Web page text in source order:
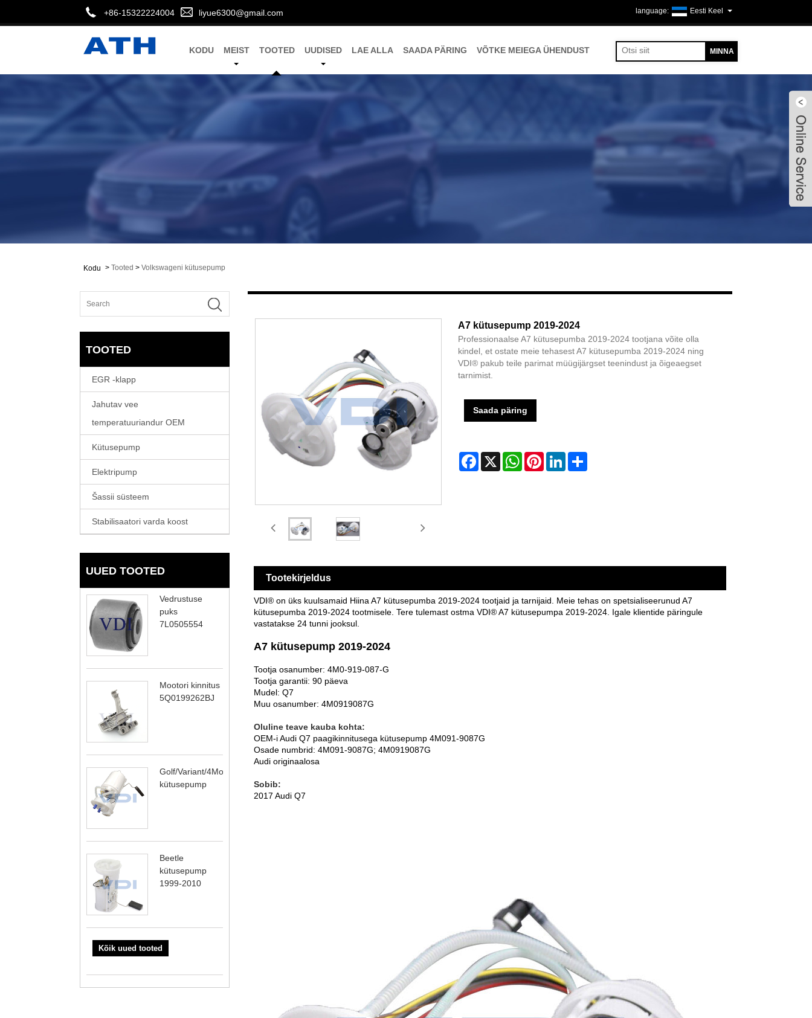
+86-15322224004 liyue6300@gmail.com Eesti Keel
KODU MEIST TOOTED UUDISED LAE ALLA SAADA PÄRING VÕTKE MEIEGA ÜHENDUST
Kodu > Tooted > Volkswageni kütusepump
TOOTED
EGR -klapp
Jahutav vee
temperatuuriandur OEM
Kütusepump
Elektripump
Šassii süsteem
Stabilisaatori varda koost
UUED TOOTED
Vedrustuse
puks
7L0505554
Mootori kinnitus
5Q0199262BJ
Golf/Variant/4Motion
kütusepump
Beetle
kütusepump
1999-2010
Kõik uued tooted
A7 kütusepump 2019-2024
Professionaalse A7 kütusepumba 2019-2024 tootjana võite olla
kindel, et ostate meie tehasest A7 kütusepumba 2019-2024 ning
VDI® pakub teile parimat müügijärgset teenindust ja õigeaegset
tarnimist.
Saada päring
Facebook
X WhatsAppPinterestLinkedInShare
Tootekirjeldus
VDI® on üks kuulsamaid Hiina A7 kütusepumba 2019-2024 tootjaid ja tarnijaid. Meie tehas on spetsialiseerunud A7
kütusepumba 2019-2024 tootmisele. Tere tulemast ostma VDI® A7 kütusepumpa 2019-2024. Igale klientide päringule
vastatakse 24 tunni jooksul.
A7 kütusepump 2019-2024
Tootja osanumber: 4M0-919-087-G
Tootja garantii: 90 päeva
Mudel: Q7
Muu osanumber: 4M0919087G
Oluline teave kauba kohta:
OEM-i Audi Q7 paagikinnitusega kütusepump 4M091-9087G
Osade numbrid: 4M091-9087G; 4M0919087G
Audi originaalosa
Sobib:
2017 Audi Q7